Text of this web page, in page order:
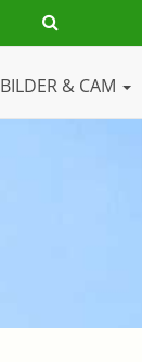
BILDER & CAM